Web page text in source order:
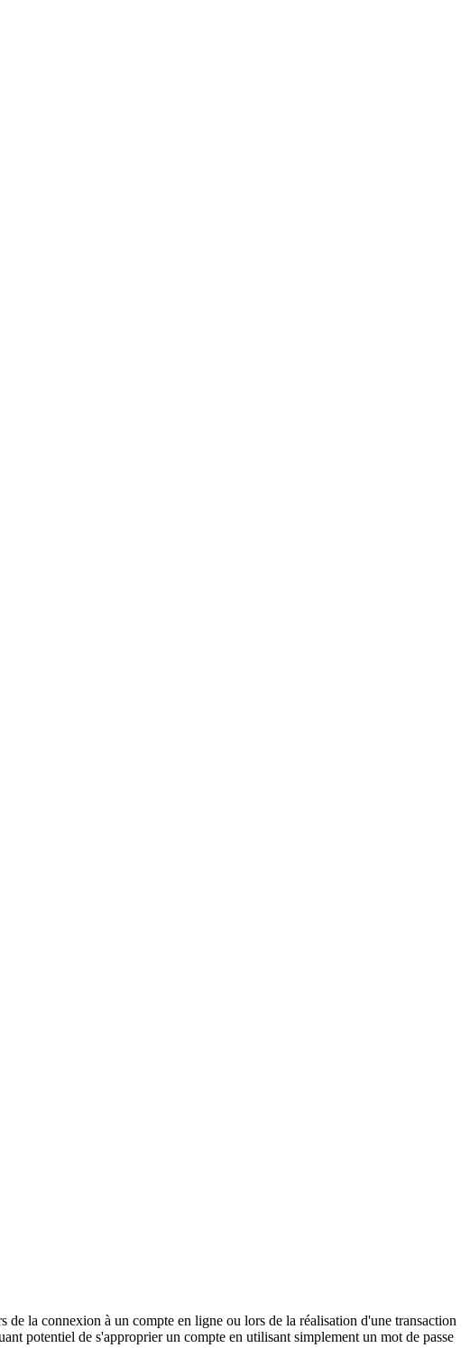
la connexion à un compte en ligne ou lors de la réalisation d'une transaction
potentiel de s'approprier un compte en utilisant simplement un mot de passe